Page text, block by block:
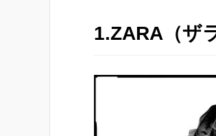
1.ZARA（ザ